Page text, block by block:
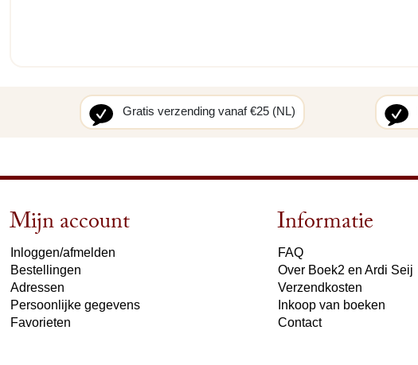
Gratis verzending vanaf €25 (NL)
Mijn account
Inloggen/afmelden
Bestellingen
Adressen
Persoonlijke gegevens
Favorieten
Informatie
FAQ
Over Boek2 en Ardi Seij
Verzendkosten
Inkoop van boeken
Contact